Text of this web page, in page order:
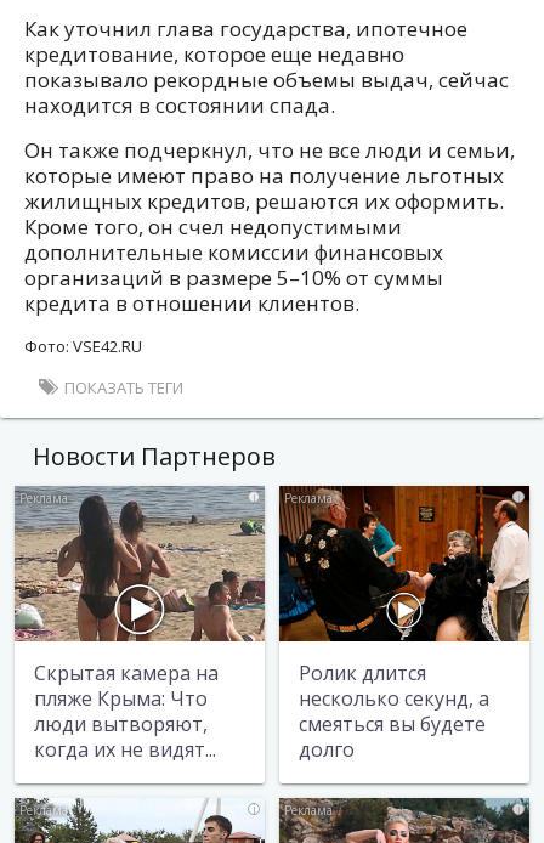
Как уточнил глава государства, ипотечное
кредитование, которое еще недавно
показывало рекордные объемы выдач, сейчас
находится в состоянии спада.
Он также подчеркнул, что не все люди и семьи,
которые имеют право на получение льготных
жилищных кредитов, решаются их оформить.
Кроме того, он счел недопустимыми
дополнительные комиссии финансовых
организаций в размере 5–10% от суммы
кредита в отношении клиентов.
Фото: VSE42.RU
ПОКАЗАТЬ ТЕГИ
Новости Партнеров
i
Скрытая камера на
пляже Крыма: Что
люди вытворяют,
когда их не видят...
i
Ролик длится
несколько секунд, а
смеяться вы будете
долго
i i